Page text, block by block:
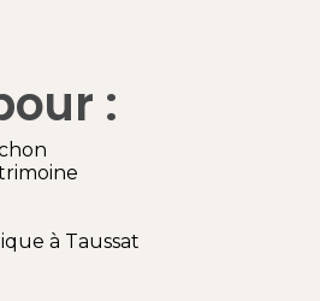
:
à Taussat